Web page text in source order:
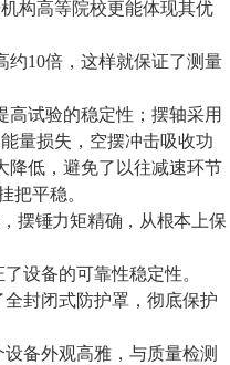
构高等院校更能体现其优
约10倍，这样就保证了测量
高试验的稳定性；摆轴采用
量损失， 空摆冲击吸收功
降低，避免了以往减速环节
把平稳。
摆锤力矩精确，从根本上保
设备的可靠性稳定性。
封闭式防护罩，彻底保护
备外观高雅，与质量检测